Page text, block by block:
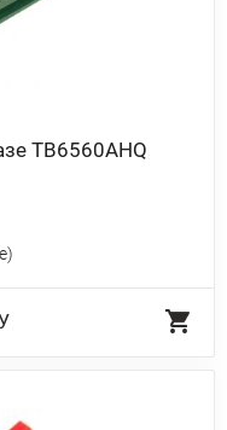
TB6560AHQ